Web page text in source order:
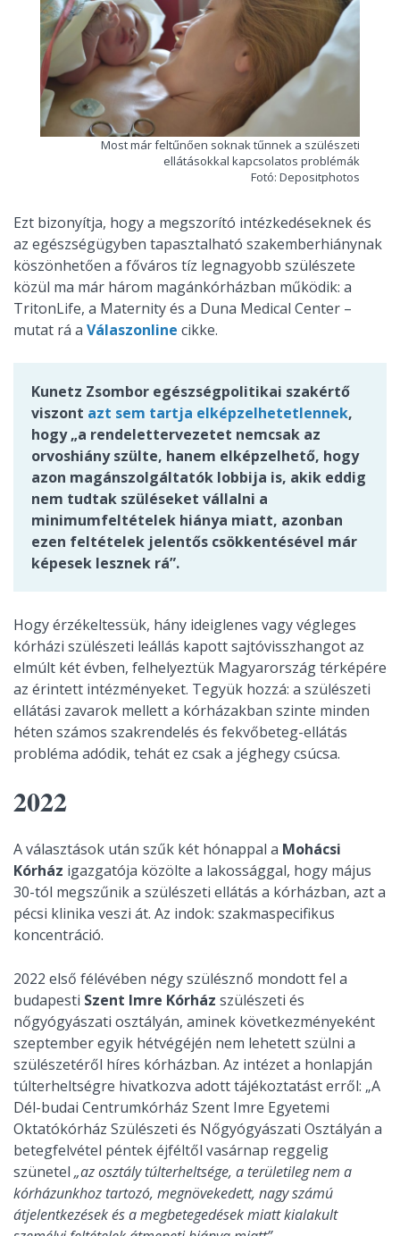
Most már feltűnően soknak tűnnek a szülészeti
ellátásokkal kapcsolatos problémák
Fotó: Depositphotos
Ezt bizonyítja, hogy a megszorító intézkedéseknek és
az egészségügyben tapasztalható szakemberhiánynak
köszönhetően a főváros tíz legnagyobb szülészete
közül ma már három magánkórházban működik: a
TritonLife, a Maternity és a Duna Medical Center –
mutat rá a Válaszonline cikke.
Kunetz Zsombor egészségpolitikai szakértő
viszont azt sem tartja elképzelhetetlennek,
hogy „a rendelettervezetet nemcsak az
orvoshiány szülte, hanem elképzelhető, hogy
azon magánszolgáltatók lobbija is, akik eddig
nem tudtak szüléseket vállalni a
minimumfeltételek hiánya miatt, azonban
ezen feltételek jelentős csökkentésével már
képesek lesznek rá”.
Hogy érzékeltessük, hány ideiglenes vagy végleges
kórházi szülészeti leállás kapott sajtóvisszhangot az
elmúlt két évben, felhelyeztük Magyarország térképére
az érintett intézményeket. Tegyük hozzá: a szülészeti
ellátási zavarok mellett a kórházakban szinte minden
héten számos szakrendelés és fekvőbeteg-ellátás
probléma adódik, tehát ez csak a jéghegy csúcsa.
2022
A választások után szűk két hónappal a Mohácsi
Kórház igazgatója közölte a lakossággal, hogy május
30-tól megszűnik a szülészeti ellátás a kórházban, azt a
pécsi klinika veszi át. Az indok: szakmaspecifikus
koncentráció.
2022 első félévében négy szülésznő mondott fel a
budapesti Szent Imre Kórház szülészeti és
nőgyógyászati osztályán, aminek következményeként
szeptember egyik hétvégéjén nem lehetett szülni a
szülészetéről híres kórházban. Az intézet a honlapján
túlterheltségre hivatkozva adott tájékoztatást erről: „A
Dél-budai Centrumkórház Szent Imre Egyetemi
Oktatókórház Szülészeti és Nőgyógyászati Osztályán a
betegfelvétel péntek éjféltől vasárnap reggelig
szünetel „az osztály túlterheltsége, a területileg nem a
kórházunkhoz tartozó, megnövekedett, nagy számú
átjelentkezések és a megbetegedések miatt kialakult